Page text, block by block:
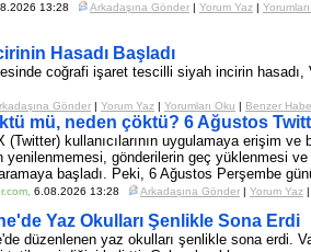
13:28 Arkadaşına Gönder | Yorum Yaz |
Hasadı Başladı
coğrafi işaret tescilli siyah incirin
Gönder | Yorum Yaz | Yorumları Oku | Benzer
mü, neden çöktü? 6 Ağustos
(Twitter) kullanıcılarının uygulamaya erişim
yenilenmemesi, gönderilerin geç yüklenmesi
başladı. Peki, 6 Ağustos Perşembe
6.08.2026 13:28 Arkadaşına Gönder | Yorum Yaz |
Yaz Okulları Şenlikle Sona Erdi
düzenlenen yaz okulları şenlikle sona erdi.